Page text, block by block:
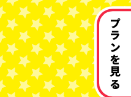
プランを見る